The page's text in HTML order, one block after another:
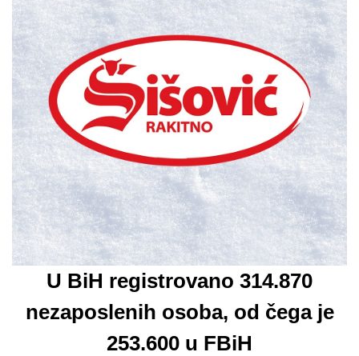
U BiH registrovano 314.870
nezaposlenih osoba, od čega je
253.600 u FBiH